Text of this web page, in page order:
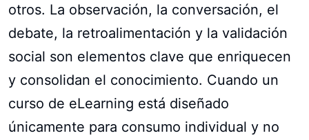
otros. La observación, la conversación, el
debate, la retroalimentación y la validación
social son elementos clave que enriquecen
y consolidan el conocimiento. Cuando un
curso de eLearning está diseñado
únicamente para consumo individual y no